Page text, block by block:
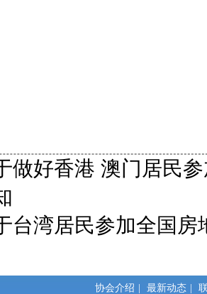
做好香港 澳门居民
台湾居民参加全国
协会介绍 最新动态